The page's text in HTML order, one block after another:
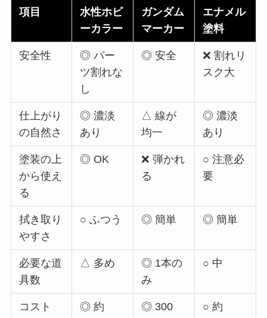
項目
水性ホビ
ーカラー
ガンダム
マーカー
エナメル
塗料
安全性
◎ パー
ツ割れな
し
◎ 安全
❌ 割れリ
スク大
仕上がり
の自然さ
◎ 濃淡
あり
△ 線が
均一
◎ 濃淡
あり
塗装の上
から使え
る
◎ OK
❌ 弾かれ
る
○ 注意必
要
拭き取り
やすさ
○ ふつう ◎ 簡単 ◎ 簡単
必要な道
具数
△ 多め
◎ 1本の
み
○ 中
コスト
◎ 約
◎ 300
○ 約